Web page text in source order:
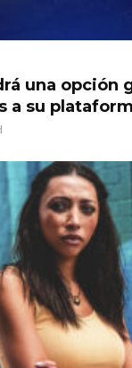
una opción
a su